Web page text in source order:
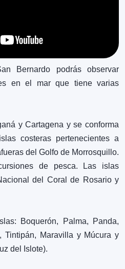
Bernardo podrás observar
en el mar que tiene varias
y Cartagena y se conforma
costeras pertenecientes a
del Golfo de Morrosquillo.
de pesca. Las islas
del Coral de Rosario y
Boquerón, Palma, Panda,
Tintipán, Maravilla y Múcura y
del Islote).